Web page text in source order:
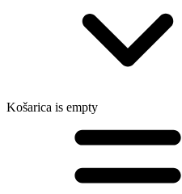
Košarica is empty